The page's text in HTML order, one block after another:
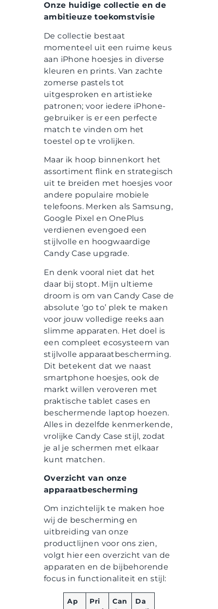
Onze huidige collectie en de
ambitieuze toekomstvisie
De collectie bestaat
momenteel uit een ruime keus
aan iPhone hoesjes in diverse
kleuren en prints. Van zachte
zomerse pastels tot
uitgesproken en artistieke
patronen; voor iedere iPhone-
gebruiker is er een perfecte
match te vinden om het
toestel op te vrolijken.
Maar ik hoop binnenkort het
assortiment flink en strategisch
uit te breiden met hoesjes voor
andere populaire mobiele
telefoons. Merken als Samsung,
Google Pixel en OnePlus
verdienen evengoed een
stijlvolle en hoogwaardige
Candy Case upgrade.
En denk vooral niet dat het
daar bij stopt. Mijn ultieme
droom is om van Candy Case de
absolute ‘go to’ plek te maken
voor jouw volledige reeks aan
slimme apparaten. Het doel is
een compleet ecosysteem van
stijlvolle apparaatbescherming.
Dit betekent dat we naast
smartphone hoesjes, ook de
markt willen veroveren met
praktische tablet cases en
beschermende laptop hoezen.
Alles in dezelfde kenmerkende,
vrolijke Candy Case stijl, zodat
je al je schermen met elkaar
kunt matchen.
Overzicht van onze
apparaatbescherming
Om inzichtelijk te maken hoe
wij de bescherming en
uitbreiding van onze
productlijnen voor ons zien,
volgt hier een overzicht van de
apparaten en de bijbehorende
focus in functionaliteit en stijl:
Ap
Pri
Can
Da